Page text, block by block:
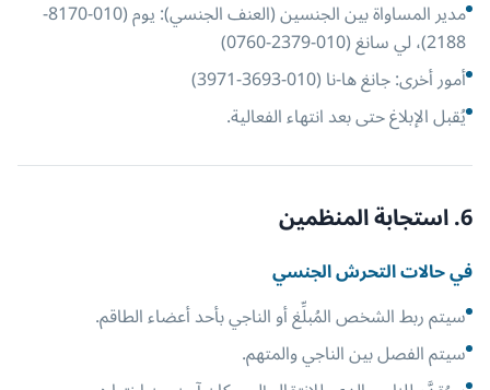
مدير المساواة بين الجنسين (العنف الجنسي): يوم (010-8170-
2188)، لي سانغ (010-2379-0760)
أمور أخرى: جانغ ها-نا (010-3693-3971)
يُقبل الإبلاغ حتى بعد انتهاء الفعالية.
6. استجابة المنظمين
في حالات التحرش الجنسي
سيتم ربط الشخص المُبلِّغ أو الناجي بأحد أعضاء الطاقم.
سيتم الفصل بين الناجي والمتهم.